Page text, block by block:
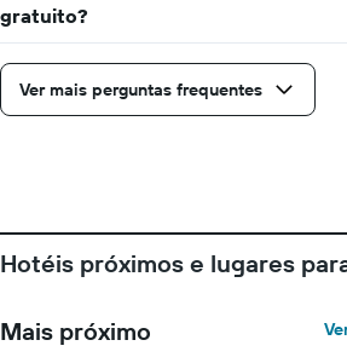
gratuito?
Ver mais perguntas frequentes
Hotéis próximos e lugares
Mais próximo